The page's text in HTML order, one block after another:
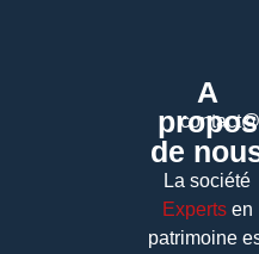
A
propos
de
La société
Expertsen
patrimoine